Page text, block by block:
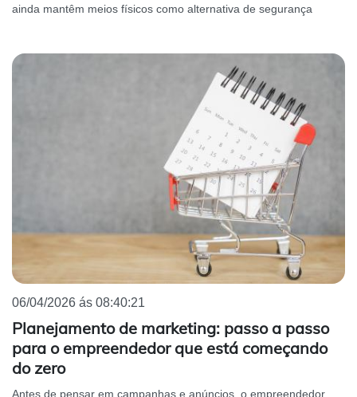
ainda mantêm meios físicos como alternativa de segurança
06/04/2026 ás 08:40:21
Planejamento de marketing: passo a passo
para o empreendedor que está começando
do zero
Antes de pensar em campanhas e anúncios, o empreendedor